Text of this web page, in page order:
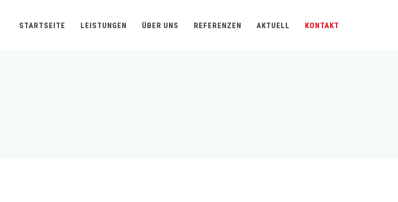
STARTSEITE LEISTUNGEN ÜBER UNS REFERENZEN AKTUELL KONTAKT